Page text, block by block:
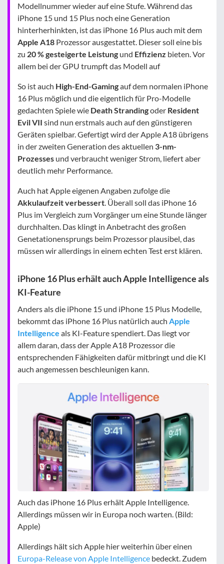
Modellnummer wieder auf eine Stufe. Während das
iPhone 15 und 15 Plus noch eine Generation
hinterherhinkten, ist das iPhone 16 Plus auch mit dem
Apple A18 Prozessor ausgestattet. Dieser soll eine bis
zu 20 % gesteigerte Leistung und Effizienz bieten. Vor
allem bei der GPU trumpft das Modell auf
So ist auch High-End-Gamingauf dem normalen iPhone
16 Plus möglich und die eigentlich für Pro-Modelle
gedachten Spiele wie Death Strandingoder Resident
Evil VII sind nun erstmals auch auf den günstigeren
Geräten spielbar. Gefertigt wird der Apple A18 übrigens
in der zweiten Generation des aktuellen 3-nm-
Prozesses und verbraucht weniger Strom, liefert aber
deutlich mehr Performance.
Auch hat Apple eigenen Angaben zufolge die
Akkulaufzeit verbessert. Überall soll das iPhone 16
Plus im Vergleich zum Vorgänger um eine Stunde länger
durchhalten. Das klingt in Anbetracht des großen
Genetationensprungs beim Prozessor plausibel, das
müssen wir allerdings in einem echten Test erst klären.
iPhone 16 Plus erhält auch Apple Intelligence als
KI-Feature
Anders als die iPhone 15 und iPhone 15 Plus Modelle,
bekommt das iPhone 16 Plus natürlich auch Apple
Intelligence als KI-Feature spendiert. Das liegt vor
allem daran, dass der Apple A18 Prozessor die
entsprechenden Fähigkeiten dafür mitbringt und die KI
auch angemessen beschleunigen kann.
Auch das iPhone 16 Plus erhält Apple Intelligence.
Allerdings müssen wir in Europa noch warten. (Bild:
Apple)
Allerdings hält sich Apple hier weiterhin über einen
Europa-Release von Apple Intelligence bedeckt. Zudem